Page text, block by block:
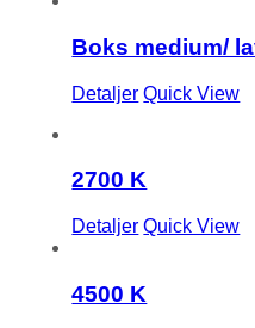
Boks medium/
Detaljer Quick View
2700 K
Detaljer Quick View
4500 K